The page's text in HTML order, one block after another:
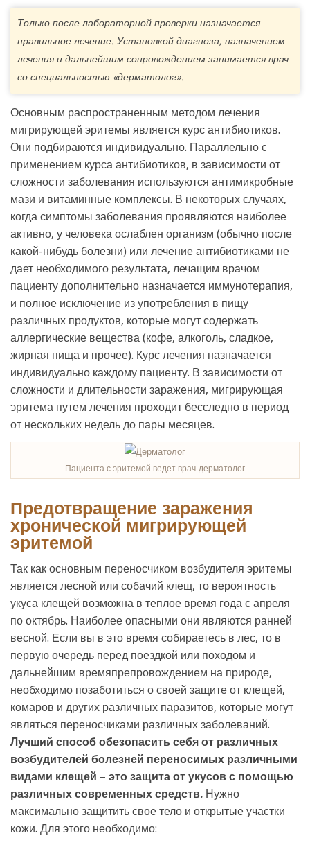
Только после лабораторной проверки назначается
правильное лечение. Установкой диагноза, назначением
лечения и дальнейшим сопровождением занимается врач
со специальностью «дерматолог».
Основным распространенным методом лечения
мигрирующей эритемы является курс антибиотиков.
Они подбираются индивидуально. Параллельно с
применением курса антибиотиков, в зависимости от
сложности заболевания используются антимикробные
мази и витаминные комплексы. В некоторых случаях,
когда симптомы заболевания проявляются наиболее
активно, у человека ослаблен организм (обычно после
какой-нибудь болезни) или лечение антибиотиками не
дает необходимого результата, лечащим врачом
пациенту дополнительно назначается иммунотерапия,
и полное исключение из употребления в пищу
различных продуктов, которые могут содержать
аллергические вещества (кофе, алкоголь, сладкое,
жирная пища и прочее). Курс лечения назначается
индивидуально каждому пациенту. В зависимости от
сложности и длительности заражения, мигрирующая
эритема путем лечения проходит бесследно в период
от нескольких недель до пары месяцев.
Пациента с эритемой ведет врач-дерматолог
Предотвращение заражения
хронической мигрирующей
эритемой
Так как основным переносчиком возбудителя эритемы
является лесной или собачий клещ, то вероятность
укуса клещей возможна в теплое время года с апреля
по октябрь. Наиболее опасными они являются ранней
весной. Если вы в это время собираетесь в лес, то в
первую очередь перед поездкой или походом и
дальнейшим времяпрепровождением на природе,
необходимо позаботиться о своей защите от клещей,
комаров и других различных паразитов, которые могут
являться переносчиками различных заболеваний.
Лучший способ обезопасить себя от различных
возбудителей болезней переносимых различными
видами клещей – это защита от укусов с помощью
различных современных средств. Нужно
максимально защитить свое тело и открытые участки
кожи. Для этого необходимо: